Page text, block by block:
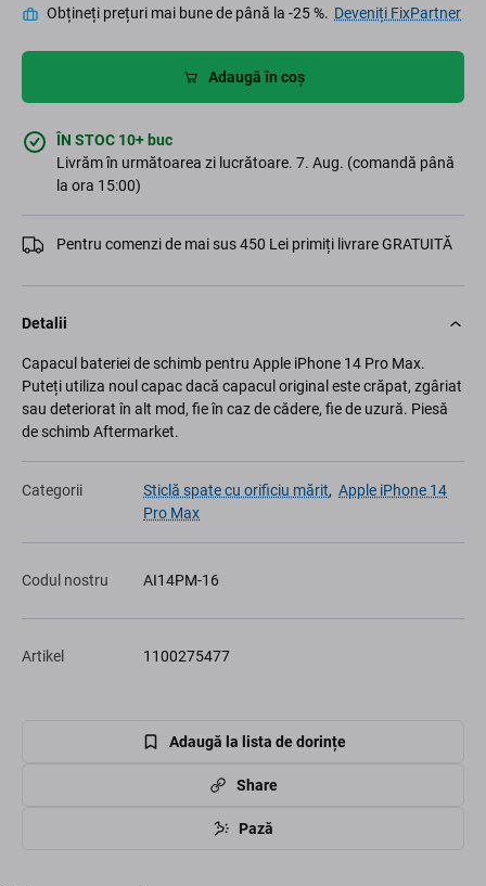
Obțineți prețuri mai bune de până la -25 %. Deveniți FixPartner
Adaugă în coș
ÎN STOC 10+ buc
Livrăm în următoarea zi lucrătoare. 7. Aug. (comandă până
la ora 15:00)
Pentru comenzi de mai sus 450 Lei primiți livrare GRATUITĂ
Detalii
Capacul bateriei de schimb pentru Apple iPhone 14 Pro Max.
Puteți utiliza noul capac dacă capacul original este crăpat, zgâriat
sau deteriorat în alt mod, fie în caz de cădere, fie de uzură. Piesă
de schimb Aftermarket.
Categorii Sticlă spate cu orificiu mărit, Apple iPhone 14
Pro Max
Codul nostru AI14PM-16
Artikel 1100275477
Adaugă la lista de dorințe
Share
Pază